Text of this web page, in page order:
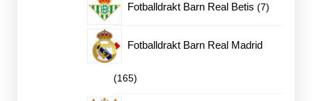
Fotballdrakt Barn Real Betis 77
Fotballdrakt Barn Real Madrid
165165